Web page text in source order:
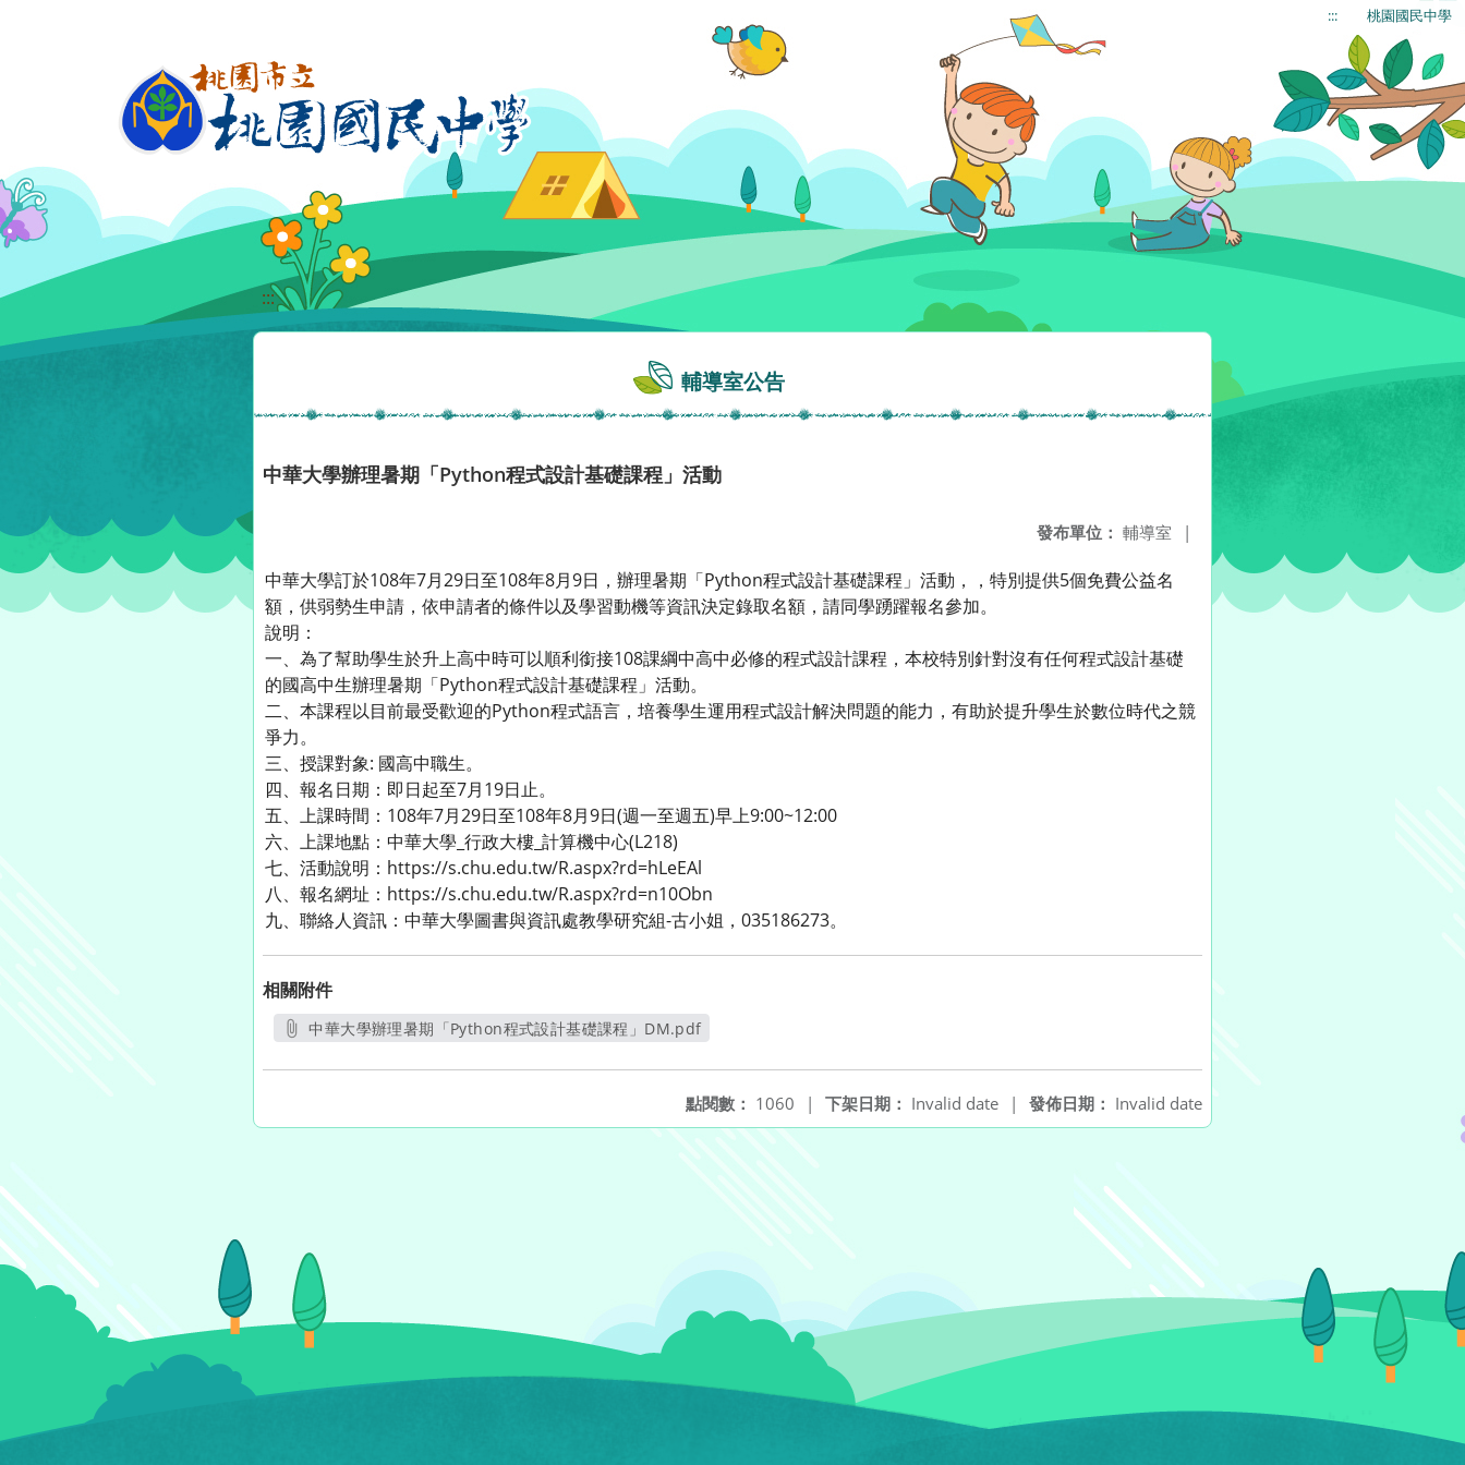
::: 桃園國民中學
:::
輔導室公告
中華大學辦理暑期「Python程式設計基礎課程」活動
發布單位： 輔導室 |
中華大學訂於108年7月29日至108年8月9日，辦理暑期「Python程式設計基礎課程」活動，，特別提供5個免費公益名
額，供弱勢生申請，依申請者的條件以及學習動機等資訊決定錄取名額，請同學踴躍報名參加。
說明：
一、為了幫助學生於升上高中時可以順利銜接108課綱中高中必修的程式設計課程，本校特別針對沒有任何程式設計基礎
的國高中生辦理暑期「Python程式設計基礎課程」活動。
二、本課程以目前最受歡迎的Python程式語言，培養學生運用程式設計解決問題的能力，有助於提升學生於數位時代之競
爭力。
三、授課對象: 國高中職生。
四、報名日期：即日起至7月19日止。
五、上課時間：108年7月29日至108年8月9日(週一至週五)早上9:00~12:00
六、上課地點：中華大學_行政大樓_計算機中心(L218)
七、活動說明：https://s.chu.edu.tw/R.aspx?rd=hLeEAl
八、報名網址：https://s.chu.edu.tw/R.aspx?rd=n10Obn
九、聯絡人資訊：中華大學圖書與資訊處教學研究組-古小姐，035186273。
相關附件
中華大學辦理暑期「Python程式設計基礎課程」DM.pdf
發佈日期： Invalid date
下架日期： Invalid date |
點閱數： 1060 |